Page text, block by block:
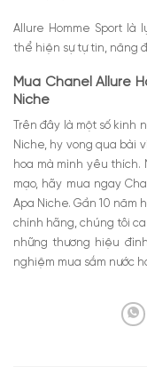
Allure Homme Sport là
thể hiện sự tự tin, năng
Mua Chanel Allure
Niche
Trên đây là một số
Niche, hy vong qua bài
hoa mà mình yêu thích.
mạo, hãy mua ngay
Apa Niche. Gần 10 năm
chính hãng, chúng tôi
những thương hiệu
nghiệm mua sắm nước